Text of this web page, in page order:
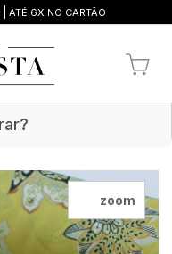
ATÉ 6X NO CARTÃO
zoom